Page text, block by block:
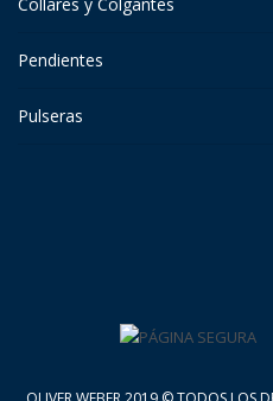
Pendientes
Pulseras